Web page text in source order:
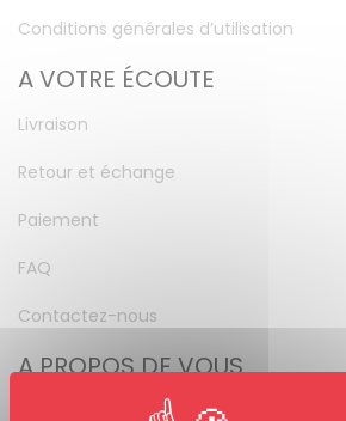
Conditions générales d’utilisation
A VOTRE ÉCOUTE
Livraison
Retour et échange
Paiement
FAQ
Contactez-nous
A PROPOS DE VOUS